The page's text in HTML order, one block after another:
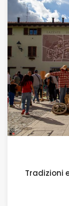
Tradizioni